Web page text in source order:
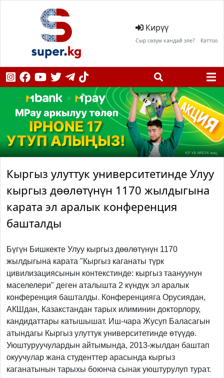
Кирүү
Сыр сөзүм кандай эле? Каттоо
Кыргыз улуттук университетинде Улуу
кыргыз дөөлөтүнүн 1170 жылдыгына
карата эл аралык конференция
башталды
Бүгүн Бишкекте Улуу кыргыз дөөлөтүнүн 1170
жылдыгына карата "Кыргыз каганаты түрк
цивилизациясынын контекстинде: кыргыз таануунун
маселелери" деген аталышта 2 күндүк эл аралык
конференция башталды. Конференцияга Орусиядан,
АКШдан, Казакстандан тарых илиминин докторлору,
кандидаттары катышышат. Иш-чара Жусуп Баласагын
атындагы Кыргыз улуттук университетинде өтүүдө.
Уюштуруучулардын айтымында, 2013-жылдан баштап
окуучулар жана студенттер арасында кыргыз
каганатынын тарыхы боюнча сынак уюштурулуп турат.